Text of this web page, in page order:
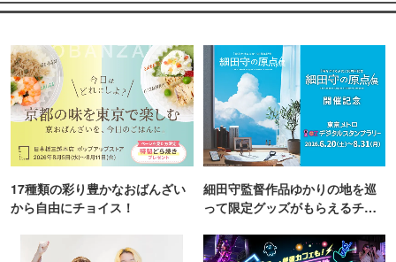
17種類の彩り豊かなおばんざい
から自由にチョイス！
細田守監督作品ゆかりの地を巡
って限定グッズがもらえるチャ